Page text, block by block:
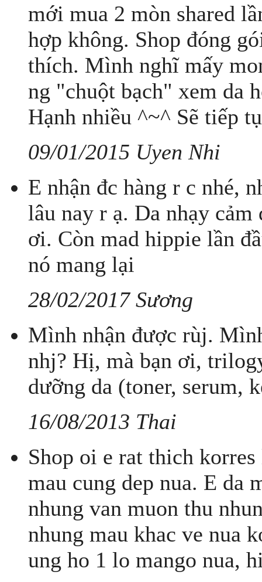
mới mua 2 mòn shared
hợp không. Shop đóng
thích. Mình nghĩ mấy
ng "chuột bạch" xem da
Hạnh nhiều ^~^ Sẽ tiếp
09/01/2015 Uyen Nhi
E nhận đc hàng r c nhé,
lâu nay r ạ. Da nhạy
ơi. Còn mad hippie lần
nó mang lại
28/02/2017 Sương
Mình nhận được rùj.
nhj? Hị, mà bạn ơi,
dưỡng da (toner, serum,
16/08/2013 Thai
Shop oi e rat thich
mau cung dep nua. E da
nhung van muon thu
nhung mau khac ve nua
ung ho 1 lo mango nua,